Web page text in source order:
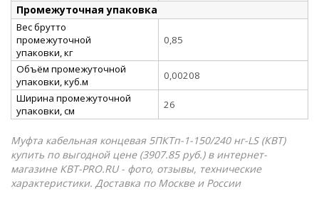
Промежуточная упаковка
Вес брутто
промежуточной
упаковки, кг
0,85
Объём промежуточной
упаковки, куб.м
0,00208
Ширина промежуточной
упаковки, см
26
Муфта кабельная концевая 5ПКТп-1-150/240 нг-LS (КВТ)
купить по выгодной цене (3907.85 руб.) в интернет-
магазине КВТ-PRO.RU - фото, отзывы, технические
характеристики. Доставка по Москве и России